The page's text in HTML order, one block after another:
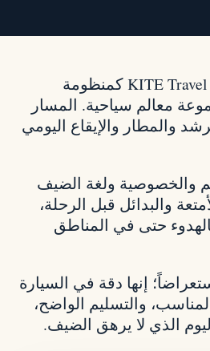
تتعامل KITE مع عن KITE Travel كمنظومة
معالم سياحية. المسار
والمطار والإيقاع اليومي
والخصوصية ولغة الضيف
والبدائل قبل الرحلة،
حتى في المناطق
إنها دقة في السيارة
والتسليم الواضح،
الذي لا يرهق الضيف.